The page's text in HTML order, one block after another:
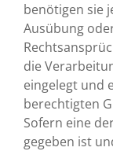
benötigen sie
Ausübung
die
eingelegt und
berechtigten
Sofern eine
gegeben ist